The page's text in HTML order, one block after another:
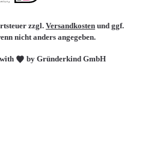
by Gründerkind GmbH
zzgl.Versandkosten und ggf.
nicht anders angegeben.